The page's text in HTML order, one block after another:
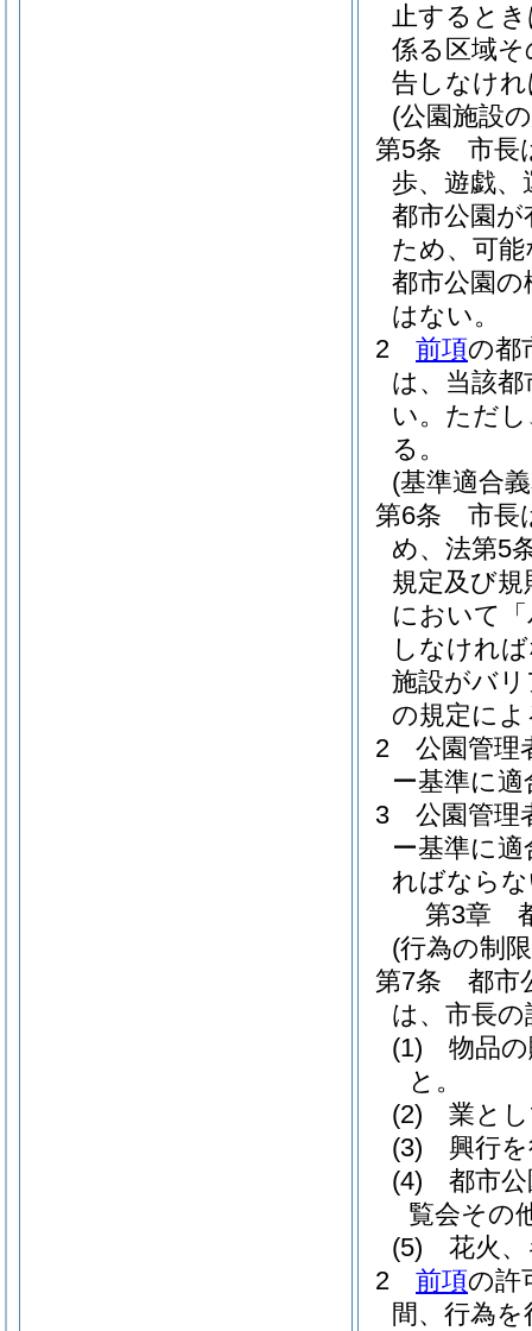
止すると
係る区域
告しなけ
(公園施設
第5条
市長
歩、遊戯、
都市公園
ため、可
都市公園
はない。
2
前項の都
は、当該
い。 ただ
る。
(基準適合
第6条
市長
め、法第5
規定及び
において
しなけれ
施設がバ
の規定に
2
公園管理
ー基準に
3
公園管理
ー基準に
ればなら
第3章
(行為の制
第7条
都市
は、市長
(1)
物品
と。
(2)
業と
(3)
興行
(4)
都市
覧会その
(5)
花火
2
前項の許
間、行為